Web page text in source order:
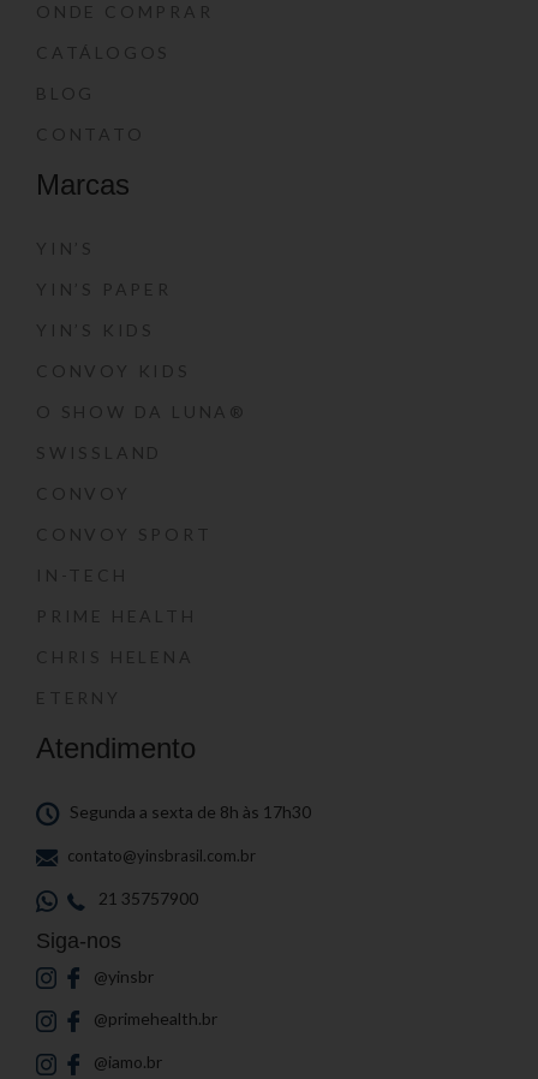
ONDE COMPRAR
CATÁLOGOS
BLOG
CONTATO
Marcas
YIN’S
YIN’S PAPER
YIN’S KIDS
CONVOY KIDS
O SHOW DA LUNA®
SWISSLAND
CONVOY
CONVOY SPORT
IN-TECH
PRIME HEALTH
CHRIS HELENA
ETERNY
Atendimento
Segunda a sexta de 8h às 17h30
contato@yinsbrasil.com.br
21 35757900
Siga-nos
@yinsbr
@primehealth.br
@iamo.br